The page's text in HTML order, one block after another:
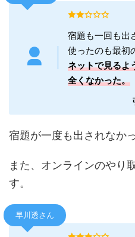
宿題も一回も出
使ったのも最初
ネットで見るよ
全くなかった。
宿題が一度も出されなか
また、オンラインのやり
す。
早川透さん